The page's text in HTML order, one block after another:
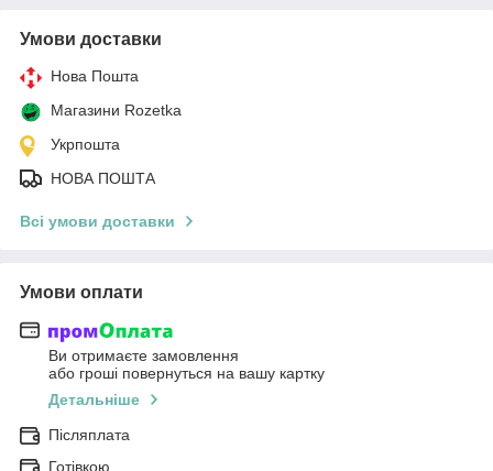
Умови доставки
Нова Пошта
Магазини Rozetka
Укрпошта
НОВА ПОШТА
Всі умови доставки
Умови оплати
Ви отримаєте замовлення
або гроші повернуться на вашу картку
Детальніше
Післяплата
Готівкою